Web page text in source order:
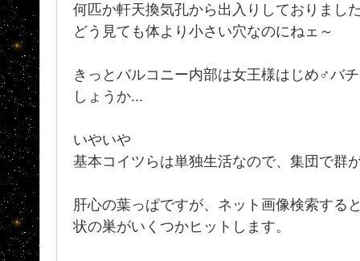
何匹か軒天換気孔から出入りしておりまし
どう見ても体より小さい穴なのにねェ～
きっとバルコニー内部は女王様はじめ♂バ
しょうか...
いやいや
基本コイツらは単独生活なので、集団で群
肝心の葉っぱですが、ネット画像検索する
状の巣がいくつかヒットします。